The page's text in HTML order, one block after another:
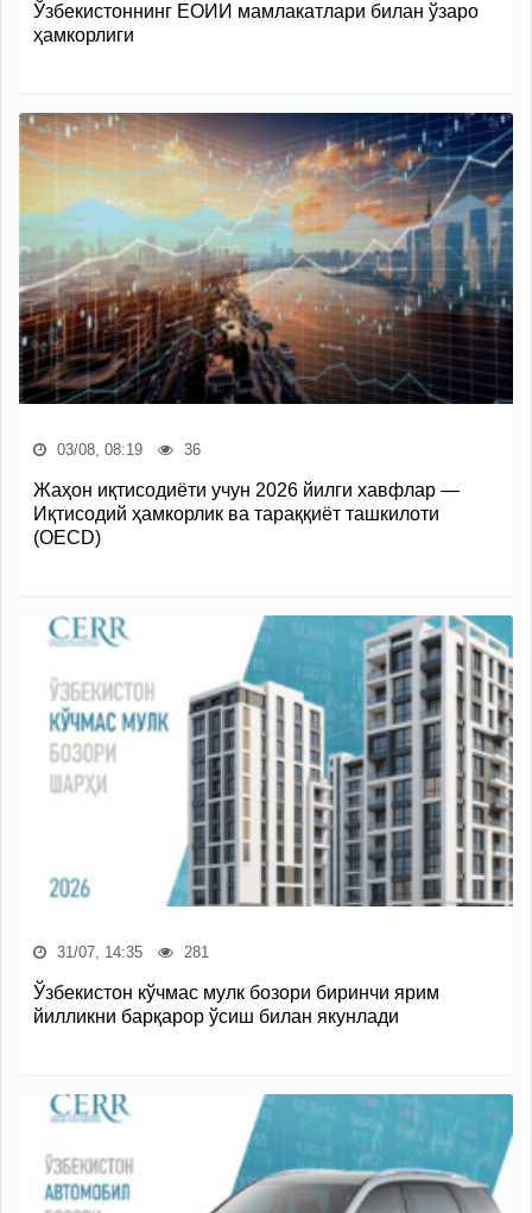
Ўзбекистоннинг ЕОИИ мамлакатлари билан ўзаро
ҳамкорлиги
03/08, 08:19 36
Жаҳон иқтисодиёти учун 2026 йилги хавфлар —
Иқтисодий ҳамкорлик ва тараққиёт ташкилоти
(OECD)
31/07, 14:35 281
Ўзбекистон кўчмас мулк бозори биринчи ярим
йилликни барқарор ўсиш билан якунлади